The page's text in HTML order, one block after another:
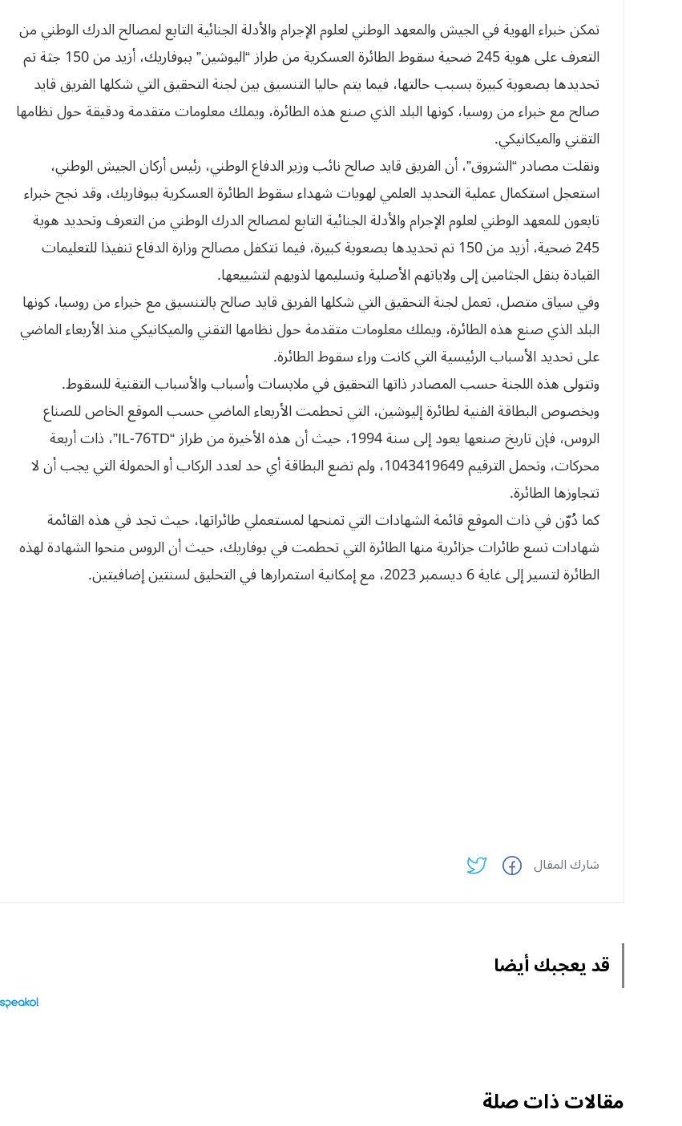
تمكن خبراء الهوية في الجيش والمعهد الوطني لعلوم الإجرام والأدلة الجنائية التابع لمصالح الدرك الوطني من
التعرف على هوية 245 ضحية سقوط الطائرة العسكرية من طراز “اليوشين” ببوفاريك، أزيد من 150 جثة تم
تحديدها بصعوبة كبيرة بسبب حالتها، فيما يتم حاليا التنسيق بين لجنة التحقيق التي شكلها الفريق قايد
صالح مع خبراء من روسيا، كونها البلد الذي صنع هذه الطائرة، ويملك معلومات متقدمة ودقيقة حول نظامها
التقني والميكانيكي.
ونقلت مصادر “الشروق”، أن الفريق قايد صالح نائب وزير الدفاع الوطني، رئيس أركان الجيش الوطني،
استعجل استكمال عملية التحديد العلمي لهويات شهداء سقوط الطائرة العسكرية ببوفاريك، وقد نجح خبراء
تابعون للمعهد الوطني لعلوم الإجرام والأدلة الجنائية التابع لمصالح الدرك الوطني من التعرف وتحديد هوية
245 ضحية، أزيد من 150 تم تحديدها بصعوبة كبيرة، فيما تتكفل مصالح وزارة الدفاع تنفيذا للتعليمات
القيادة بنقل الجثامين إلى ولاياتهم الأصلية وتسليمها لذويهم لتشييعها.
وفي سياق متصل، تعمل لجنة التحقيق التي شكلها الفريق قايد صالح بالتنسيق مع خبراء من روسيا، كونها
البلد الذي صنع هذه الطائرة، ويملك معلومات متقدمة حول نظامها التقني والميكانيكي منذ الأربعاء الماضي
على تحديد الأسباب الرئيسية التي كانت وراء سقوط الطائرة.
وتتولى هذه اللجنة حسب المصادر ذاتها التحقيق في ملابسات وأسباب والأسباب التقنية للسقوط.
وبخصوص البطاقة الفنية لطائرة إليوشين، التي تحطمت الأربعاء الماضي حسب الموقع الخاص للصناع
الروس، فإن تاريخ صنعها يعود إلى سنة 1994، حيث أن هذه الأخيرة من طراز “IL-76TD”، ذات أربعة
محركات، وتحمل الترقيم 1043419649، ولم تضع البطاقة أي حد لعدد الركاب أو الحمولة التي يجب أن لا
تتجاوزها الطائرة.
كما دُوّن في ذات الموقع قائمة الشهادات التي تمنحها لمستعملي طائراتها، حيث تجد في هذه القائمة
شهادات تسع طائرات جزائرية منها الطائرة التي تحطمت في بوفاريك، حيث أن الروس منحوا الشهادة لهذه
الطائرة لتسير إلى غاية 6 ديسمبر 2023، مع إمكانية استمرارها في التحليق لسنتين إضافيتين.
شارك المقال
قد يعجبك أيضا
مقالات ذات صلة